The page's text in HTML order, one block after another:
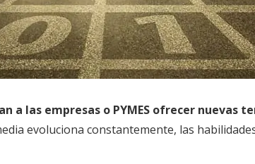
a las empresas o PYMES ofrecer nuevas
evoluciona constantemente, las